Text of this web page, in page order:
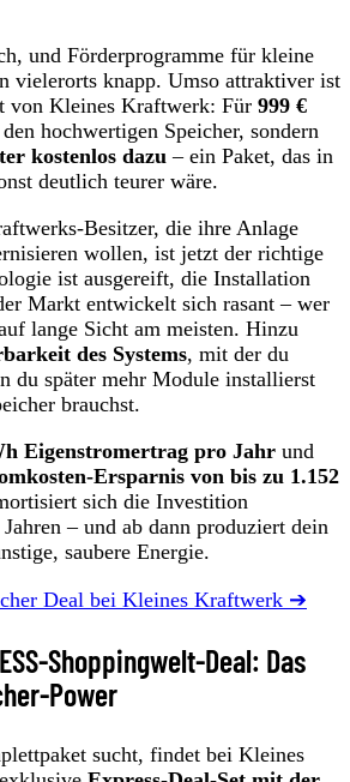
und Förderprogramme für kleine
vielerorts knapp. Umso attraktiver ist
von Kleines Kraftwerk: Für 999 €
hochwertigen Speicher, sondern
kostenlos dazu – ein Paket, das in
deutlich teurer wäre.
Besitzer, die ihre Anlage
wollen, ist jetzt der richtige
ist ausgereift, die Installation
Markt entwickelt sich rasant – wer
lange Sicht am meisten. Hinzu
des Systems, mit der du
du später mehr Module installierst
brauchst.
Eigenstromertrag pro Jahr und
Ersparnis von bis zu 1.152
sich die Investition
– und ab dann produziert dein
saubere Energie.
Deal bei Kleines Kraftwerk ➔
Shoppingwelt-Deal: Das
Power
sucht, findet bei Kleines